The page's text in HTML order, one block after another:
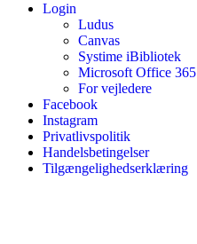
Login
Ludus
Canvas
Systime iBibliotek
Microsoft Office 365
For vejledere
Facebook
Instagram
Privatlivspolitik
Handelsbetingelser
Tilgængelighedserklæring